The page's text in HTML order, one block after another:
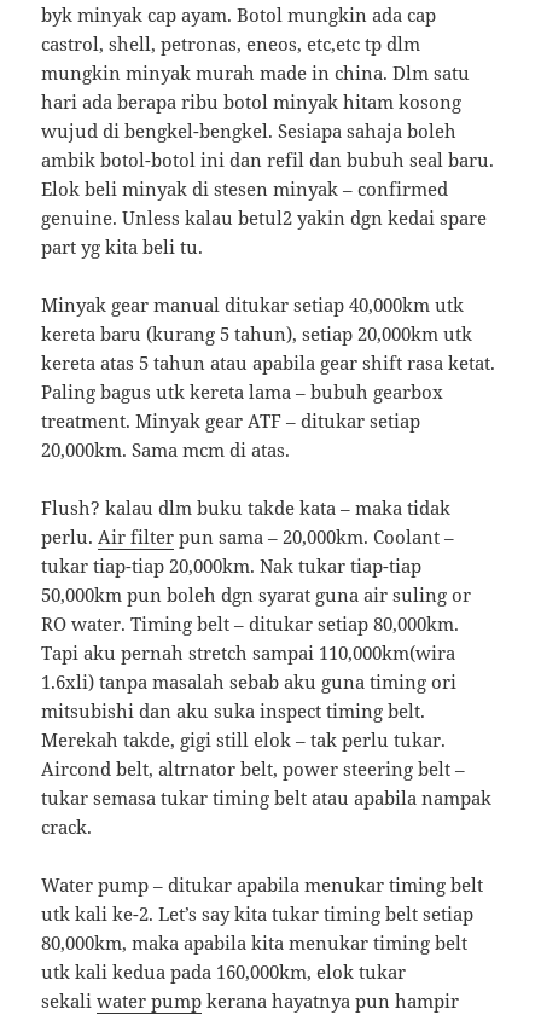
byk minyak cap ayam. Botol mungkin ada cap
castrol, shell, petronas, eneos, etc,etc tp dlm
mungkin minyak murah made in china. Dlm satu
hari ada berapa ribu botol minyak hitam kosong
wujud di bengkel-bengkel. Sesiapa sahaja boleh
ambik botol-botol ini dan refil dan bubuh seal baru.
Elok beli minyak di stesen minyak – confirmed
genuine. Unless kalau betul2 yakin dgn kedai spare
part yg kita beli tu.
Minyak gear manual ditukar setiap 40,000km utk
kereta baru (kurang 5 tahun), setiap 20,000km utk
kereta atas 5 tahun atau apabila gear shift rasa ketat.
Paling bagus utk kereta lama – bubuh gearbox
treatment. Minyak gear ATF – ditukar setiap
20,000km. Sama mcm di atas.
Flush? kalau dlm buku takde kata – maka tidak
perlu.Air filter pun sama – 20,000km. Coolant –
tukar tiap-tiap 20,000km. Nak tukar tiap-tiap
50,000km pun boleh dgn syarat guna air suling or
RO water. Timing belt – ditukar setiap 80,000km.
Tapi aku pernah stretch sampai 110,000km(wira
1.6xli) tanpa masalah sebab aku guna timing ori
mitsubishi dan aku suka inspect timing belt.
Merekah takde, gigi still elok – tak perlu tukar.
Aircond belt, altrnator belt, power steering belt –
tukar semasa tukar timing belt atau apabila nampak
crack.
Water pump – ditukar apabila menukar timing belt
utk kali ke-2. Let’s say kita tukar timing belt setiap
80,000km, maka apabila kita menukar timing belt
utk kali kedua pada 160,000km, elok tukar
sekaliwater pump kerana hayatnya pun hampir